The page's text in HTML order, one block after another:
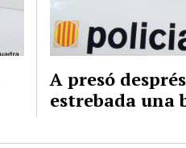
A presó
estrebada una